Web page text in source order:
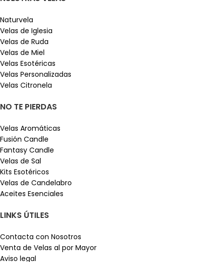
Naturvela
Velas de Iglesia
Velas de Ruda
Velas de Miel
Velas Esotéricas
Velas Personalizadas
Velas Citronela
NO TE PIERDAS
Velas Aromáticas
Fusión Candle
Fantasy Candle
Velas de Sal
Kits Esotéricos
Velas de Candelabro
Aceites Esenciales
LINKS ÚTILES
Contacta con Nosotros
Venta de Velas al por Mayor
Aviso legal